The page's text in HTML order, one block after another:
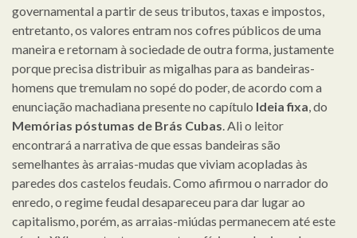
governamental a partir de seus tributos, taxas e impostos,
entretanto, os valores entram nos cofres públicos de uma
maneira e retornam à sociedade de outra forma, justamente
porque precisa distribuir as migalhas para as bandeiras-
homens que tremulam no sopé do poder, de acordo com a
enunciação machadiana presente no capítulo Ideia fixa , do
Memórias póstumas de Brás Cubas . Ali o leitor
encontrará a narrativa de que essas bandeiras são
semelhantes às arraias-mudas que viviam acopladas às
paredes dos castelos feudais. Como afirmou o narrador do
enredo, o regime feudal desapareceu para dar lugar ao
capitalismo, porém, as arraias-miúdas permanecem até este